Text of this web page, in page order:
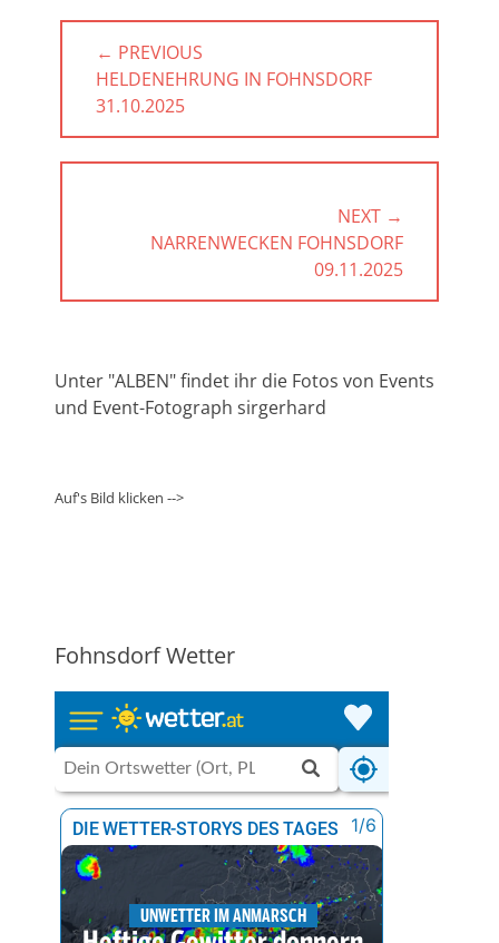
Beitragsnavigation
← PREVIOUS
PREVIOUS
POST:
HELDENEHRUNG IN FOHNSDORF
31.10.2025
NEXT →
NARRENWECKEN FOHNSDORF
09.11.2025
Unter "ALBEN" findet ihr die Fotos von Events
und Event-Fotograph sirgerhard
Auf's Bild klicken -->
Fohnsdorf Wetter